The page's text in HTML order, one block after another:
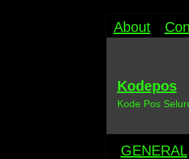
About
Kodepos
Kode Pos
GENERAL